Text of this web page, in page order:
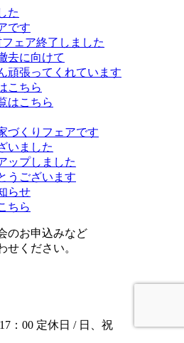
た
です
ェア終了しました
去に向けて
張ってくれています
くりフェアです
いました
ップしました
うございます
らせ
のお申込みなど
せください。
：00 定休日 / 日、祝